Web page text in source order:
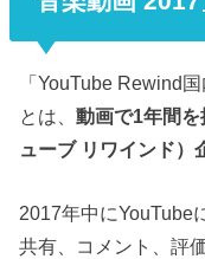
「YouTube Rewind
とは、動画で1年間
ューブ リワインド）
2017年中にYouTube
共有、コメント、評